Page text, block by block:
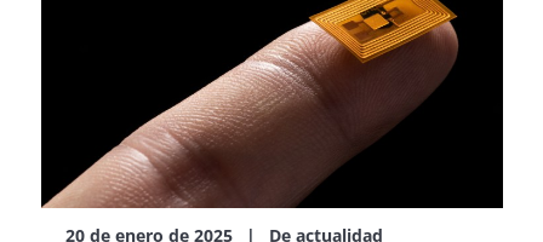
20 de enero de 2025 De actualidad